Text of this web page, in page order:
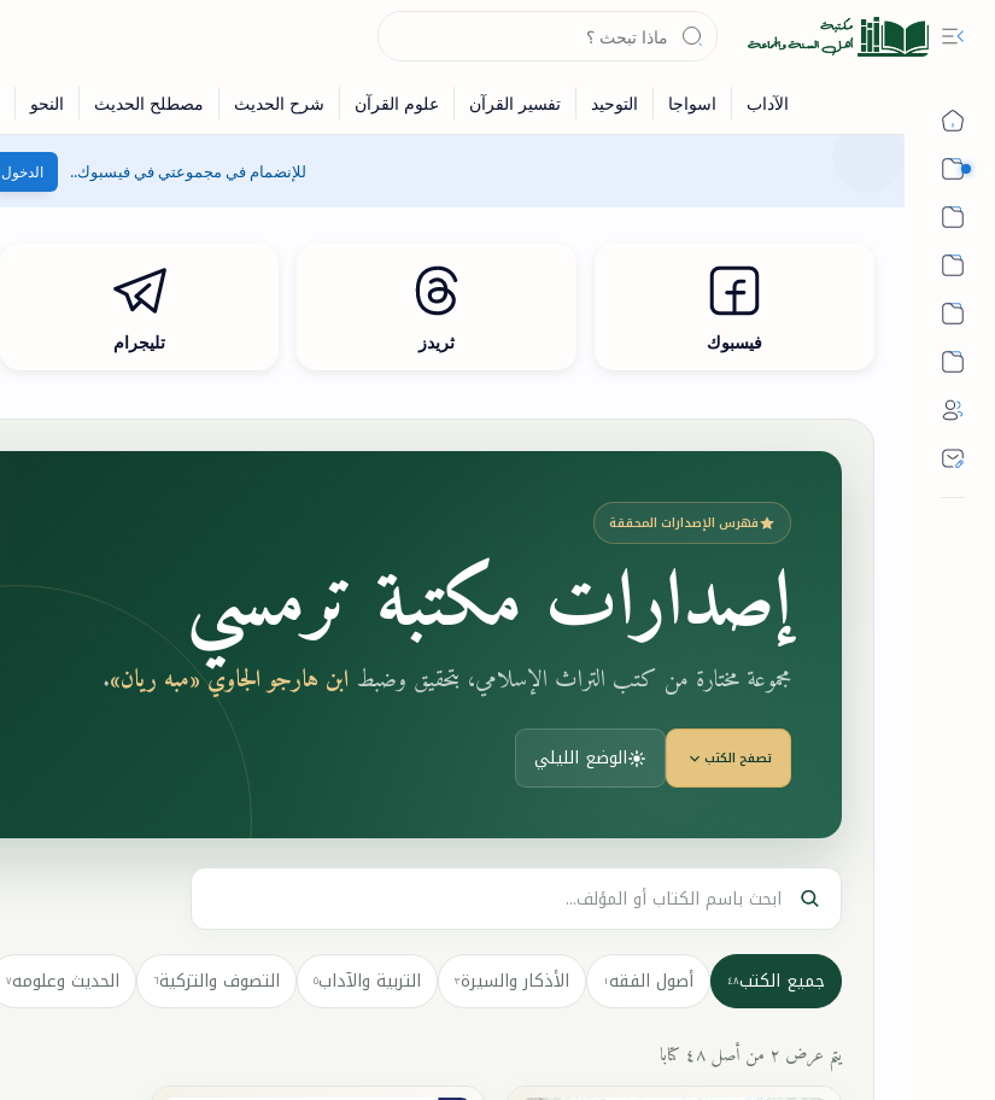
للإنضمام في مجموعتي في فيسبوك.. الدخول
فيسبوك ثريدز تليجرام
فهرس الإصدارات المحققة
إصدارات مكتبة ترمسي
مجموعة مختارة من كتب التراث الإسلامي، بتحقيق وضبط ابن هارجو الجاوي «مبه ريان».
تصفح الكتب الوضع الليلي
جميع الكتب٤٨ أصول الفقه١ الأذكار والسيرة٣ التربية والآداب٥ التصوف والتزكية٦ الحديث وعلومه٧
يتم عرض ٢ من أصل ٤٨ كتابا